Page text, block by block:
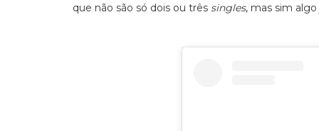
que não são só dois ou três singles, mas sim